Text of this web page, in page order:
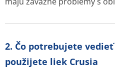
2. Čo potrebujete
použijete liek Crusia